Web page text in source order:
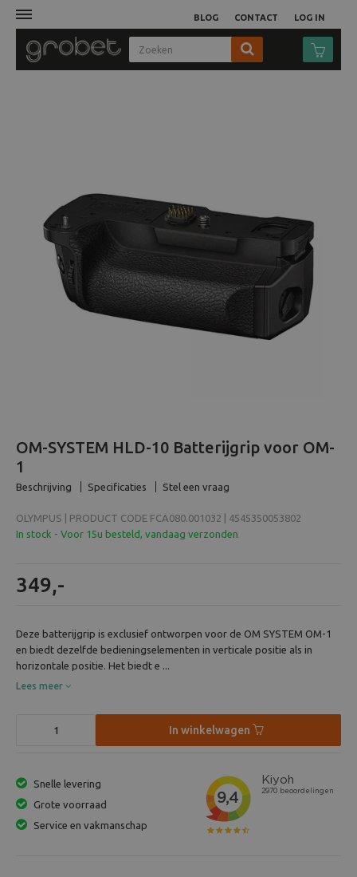
LOG IN
BLOG CONTACT
Video
Tassen
Statieven
OM-SYSTEM HLD-10 Batterijgrip voor OM-
1
Beschrijving Specificaties Stel een vraag
OLYMPUS | PRODUCT CODE FCA080.001032 | 4545350053802
In stock - Voor 15u besteld, vandaag verzonden
349,-
Deze batterijgrip is exclusief ontworpen voor de OM SYSTEM OM-1
en biedt dezelfde bedieningselementen in verticale positie als in
horizontale positie. Het biedt e ...
Lees meer
In winkelwagen
Snelle levering
Grote voorraad
Service en vakmanschap